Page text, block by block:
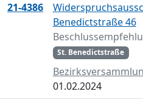
21-4386
Benedictstraße 46
St. Benedictstraße
01.02.2024